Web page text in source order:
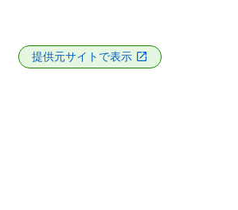
提供元サイトで表示